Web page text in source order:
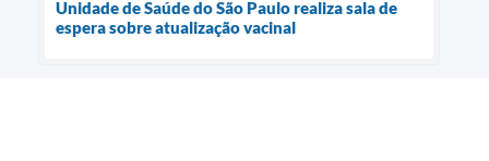
Unidade de Saúde do São Paulo realiza sala de
espera sobre atualização vacinal